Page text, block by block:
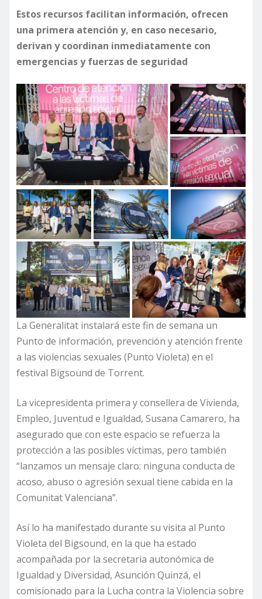
Estos recursos facilitan información, ofrecen
una primera atención y, en caso necesario,
derivan y coordinan inmediatamente con
emergencias y fuerzas de seguridad
La Generalitat instalará este fin de semana un
Punto de información, prevención y atención frente
a las violencias sexuales (Punto Violeta) en el
festival Bigsound de Torrent.
La vicepresidenta primera y consellera de Vivienda,
Empleo, Juventud e Igualdad, Susana Camarero, ha
asegurado que con este espacio se refuerza la
protección a las posibles víctimas, pero también
“lanzamos un mensaje claro: ninguna conducta de
acoso, abuso o agresión sexual tiene cabida en la
Comunitat Valenciana”.
Así lo ha manifestado durante su visita al Punto
Violeta del Bigsound, en la que ha estado
acompañada por la secretaria autonómica de
Igualdad y Diversidad, Asunción Quinzá, el
comisionado para la Lucha contra la Violencia sobre